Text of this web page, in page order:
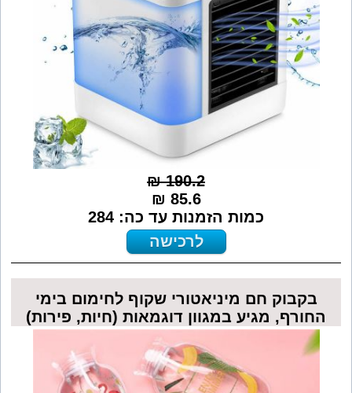
190.2 ₪
85.6 ₪
כמות הזמנות עד כה: 284
לרכישה
בקבוק חם מיניאטורי שקוף לחימום בימי
החורף, מגיע במגוון דוגמאות (חיות, פירות)